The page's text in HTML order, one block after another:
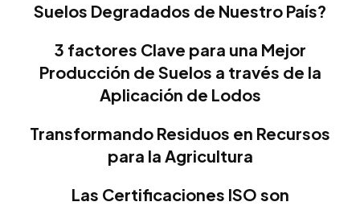
Suelos Degradados de Nuestro País?
3 factores Clave para una Mejor
Producción de Suelos a través de la
Aplicación de Lodos
Transformando Residuos en Recursos
para la Agricultura
Las Certificaciones ISO son